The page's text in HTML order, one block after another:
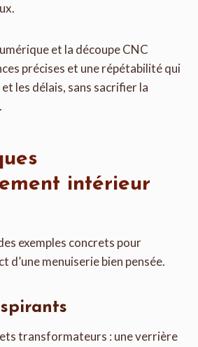
et la découpe CNC
précises et une répétabilité qui
les délais, sans sacrifier la
intérieur
exemples concrets pour
d’une menuiserie bien pensée.
transformateurs : une verrière